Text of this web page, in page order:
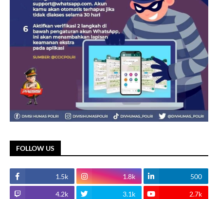
FOLLOW US
1.5k 1.8k 500
4.2k 3.1k 2.7k